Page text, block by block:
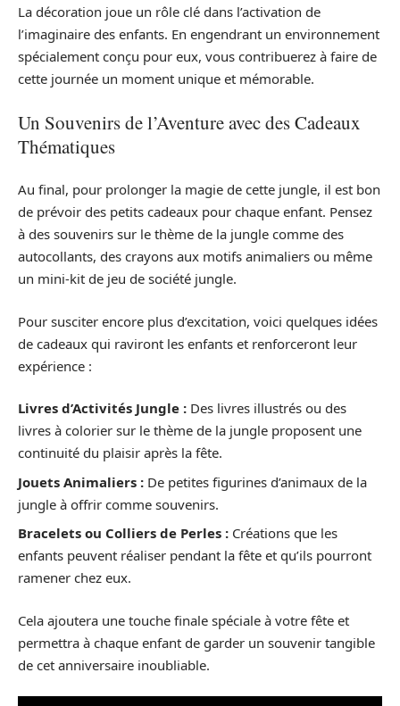
La décoration joue un rôle clé dans l’activation de
l’imaginaire des enfants. En engendrant un environnement
spécialement conçu pour eux, vous contribuerez à faire de
cette journée un moment unique et mémorable.
Un Souvenirs de l’Aventure avec des Cadeaux
Thématiques
Au final, pour prolonger la magie de cette jungle, il est bon
de prévoir des petits cadeaux pour chaque enfant. Pensez
à des souvenirs sur le thème de la jungle comme des
autocollants, des crayons aux motifs animaliers ou même
un mini-kit de jeu de société jungle.
Pour susciter encore plus d’excitation, voici quelques idées
de cadeaux qui raviront les enfants et renforceront leur
expérience :
Livres d’Activités Jungle : Des livres illustrés ou des
livres à colorier sur le thème de la jungle proposent une
continuité du plaisir après la fête.
Jouets Animaliers : De petites figurines d’animaux de la
jungle à offrir comme souvenirs.
Bracelets ou Colliers de Perles : Créations que les
enfants peuvent réaliser pendant la fête et qu’ils pourront
ramener chez eux.
Cela ajoutera une touche finale spéciale à votre fête et
permettra à chaque enfant de garder un souvenir tangible
de cet anniversaire inoubliable.